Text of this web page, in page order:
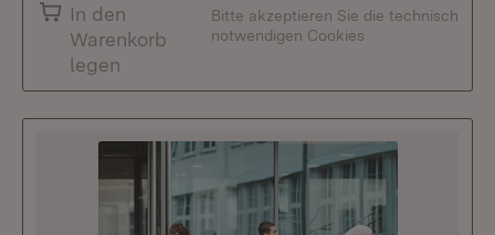
In den
Warenkorb
legen
Bitte akzeptieren Sie die technisch
notwendigen Cookies